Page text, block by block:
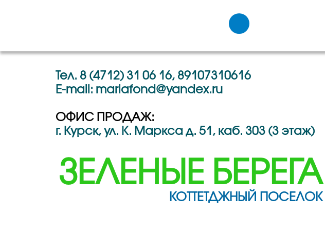
Тел. 8 (4712) 31 06 16, 89107310616
E-mail: mariafond@yandex.ru
ОФИС ПРОДАЖ:
г. Курск, ул. К. Маркса д. 51, каб. 303 (3 этаж)
ЗЕЛЕНЫЕ БЕРЕГА
КОТТЕТДЖНЫЙ ПОСЕЛОК